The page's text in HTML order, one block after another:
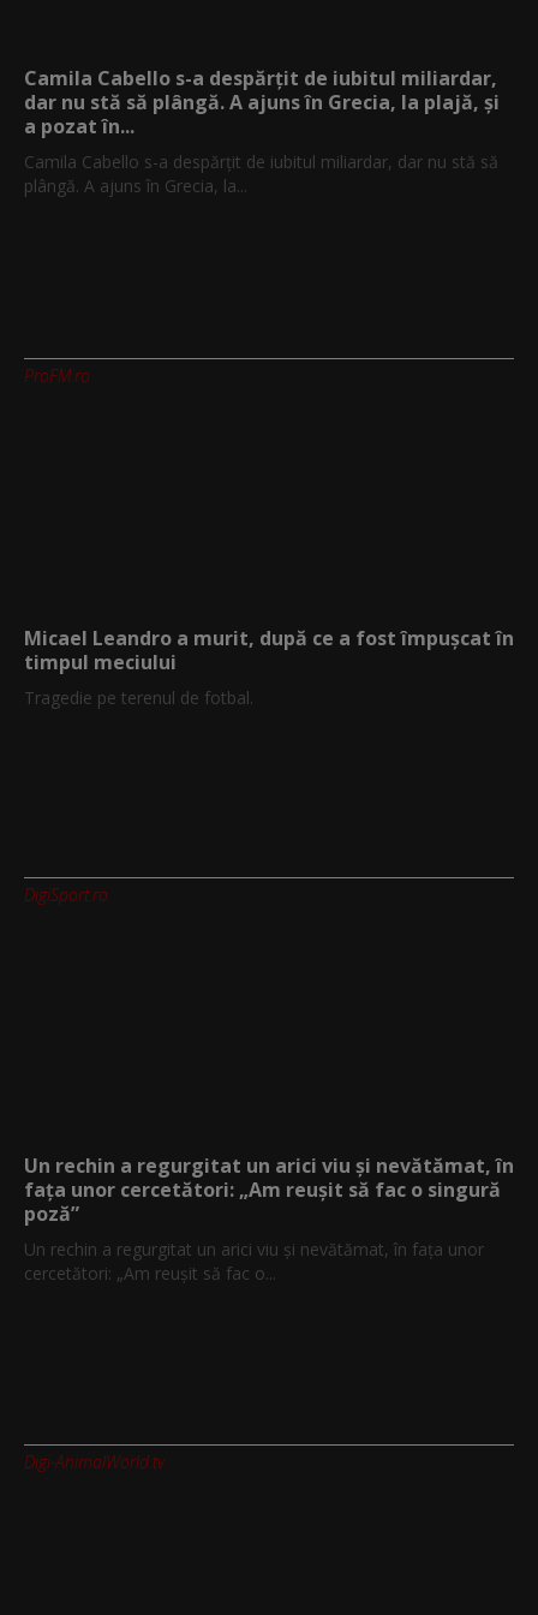
Camila Cabello s-a despărțit de iubitul miliardar,
dar nu stă să plângă. A ajuns în Grecia, la plajă, și
a pozat în...
Camila Cabello s-a despărțit de iubitul miliardar, dar nu stă să
plângă. A ajuns în Grecia, la...
ProFM.ro
Micael Leandro a murit, după ce a fost împușcat în
timpul meciului
Tragedie pe terenul de fotbal.
DigiSport.ro
Un rechin a regurgitat un arici viu și nevătămat, în
fața unor cercetători: „Am reușit să fac o singură
poză”
Un rechin a regurgitat un arici viu și nevătămat, în fața unor
cercetători: „Am reușit să fac o...
Digi-AnimalWorld.tv